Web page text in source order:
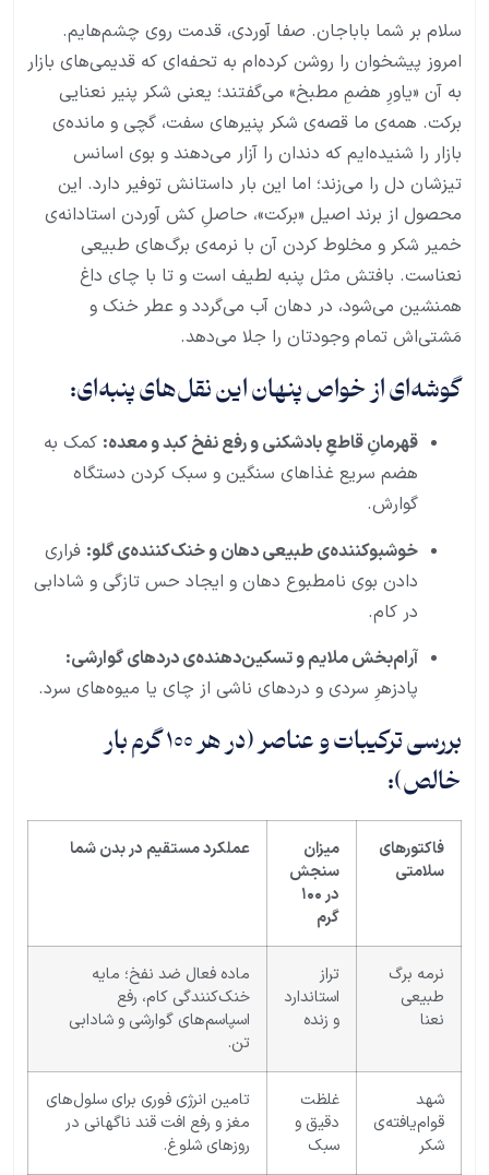
سلام بر شما باباجان. صفا آوردی، قدمت روی چشم‌هایم.
امروز پیشخوان را روشن کرده‌ام به تحفه‌ای که قدیمی‌های بازار
به آن «یاورِ هضمِ مطبخ» می‌گفتند؛ یعنی شکر پنیر نعنایی
برکت. همه‌ی ما قصه‌ی شکر پنیرهای سفت، گچی و مانده‌ی
بازار را شنیده‌ایم که دندان را آزار می‌دهند و بوی اسانس
تیزشان دل را می‌زند؛ اما این بار داستانش توفیر دارد. این
محصول از برند اصیل «برکت»، حاصلِ کش آوردن استادانه‌ی
خمیر شکر و مخلوط کردن آن با نرمه‌ی برگ‌های طبیعی
نعناست. بافتش مثل پنبه لطیف است و تا با چای داغ
همنشین می‌شود، در دهان آب می‌گردد و عطر خنک و
مَشتی‌اش تمام وجودتان را جلا می‌دهد.
گوشه‌ای از خواص پنهان این نقل‌های پنبه‌ای:
قهرمانِ قاطعِ بادشکنی و رفع نفخ کبد و معده: کمک به
هضم سریع غذاهای سنگین و سبک کردن دستگاه
گوارش.
خوشبوکننده‌ی طبیعی دهان و خنک‌کننده‌ی گلو: فراری
دادن بوی نامطبوع دهان و ایجاد حس تازگی و شادابی
در کام.
آرام‌بخش ملایم و تسکین‌دهنده‌ی دردهای گوارشی:
پادزهرِ سردی و دردهای ناشی از چای یا میوه‌های سرد.
بررسی ترکیبات و عناصر (در هر ۱۰۰ گرم بار
خالص):
فاکتورهای
سلامتی
میزان
سنجش
در ۱۰۰
گرم
عملکرد مستقیم در بدن شما
نرمه برگ
طبیعی
نعنا
تراز
استاندارد
و زنده
ماده فعال ضد نفخ؛ مایه
خنک‌کنندگی کام، رفع
اسپاسم‌های گوارشی و شادابی
تن.
شهد
قوام‌یافته‌ی
شکر
غلظت
دقیق و
سبک
تامین انرژی فوری برای سلول‌های
مغز و رفع افت قند ناگهانی در
روزهای شلوغ.